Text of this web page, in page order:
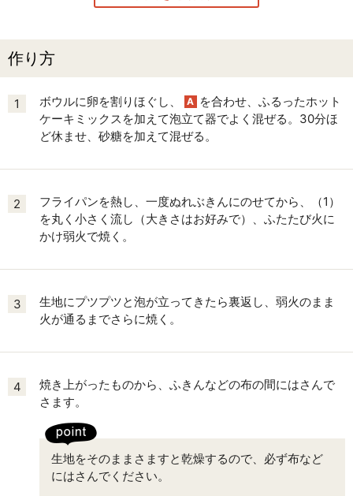
作り方
1 ボウルに卵を割りほぐし、 A を合わせ、ふるったホット
ケーキミックスを加えて泡立て器でよく混ぜる。30分ほ
ど休ませ、砂糖を加えて混ぜる。
2
フライパンを熱し、一度ぬれぶきんにのせてから、（1）
を丸く小さく流し（大きさはお好みで）、ふたたび火に
かけ弱火で焼く。
3
生地にプツプツと泡が立ってきたら裏返し、弱火のまま
火が通るまでさらに焼く。
4
焼き上がったものから、ふきんなどの布の間にはさんで
さます。
生地をそのままさますと乾燥するので、必ず布など
にはさんでください。